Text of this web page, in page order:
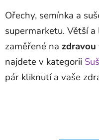
Ořechy, semínka a
supermarketu. Větší
zaměřené na
najdete v kategorii
pár kliknutí a vaše